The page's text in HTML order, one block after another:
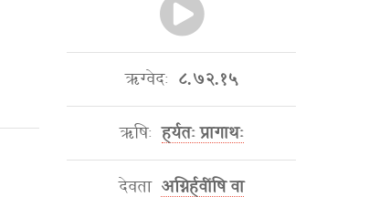
ऋग्वेदः ८.७२.१५
ऋषिः हर्यतः प्रागाथः
देवता अग्निर्हवींषि वा